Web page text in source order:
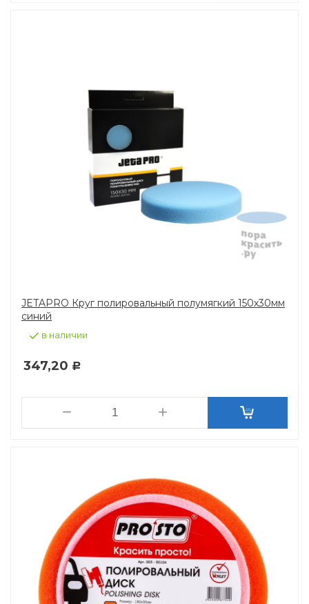
JETAPRO Круг полировальный полумягкий 150х30мм
синий
в наличии
347,20 Р